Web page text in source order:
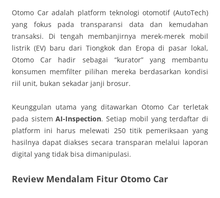
Otomo Car adalah platform teknologi otomotif (AutoTech)
yang fokus pada transparansi data dan kemudahan
transaksi. Di tengah membanjirnya merek-merek mobil
listrik (EV) baru dari Tiongkok dan Eropa di pasar lokal,
Otomo Car hadir sebagai “kurator” yang membantu
konsumen memfilter pilihan mereka berdasarkan kondisi
riil unit, bukan sekadar janji brosur.
Keunggulan utama yang ditawarkan Otomo Car terletak
pada sistemAI-Inspection. Setiap mobil yang terdaftar di
platform ini harus melewati 250 titik pemeriksaan yang
hasilnya dapat diakses secara transparan melalui laporan
digital yang tidak bisa dimanipulasi.
Review Mendalam Fitur Otomo Car